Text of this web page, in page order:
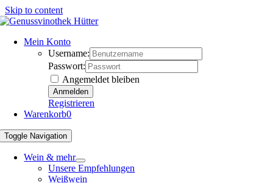
Skip to content
Mein Konto
Username:
Passwort:
Angemeldet bleiben
Registrieren
Warenkorb0
Toggle Navigation
Wein & mehr
Unsere Empfehlungen
Weißwein